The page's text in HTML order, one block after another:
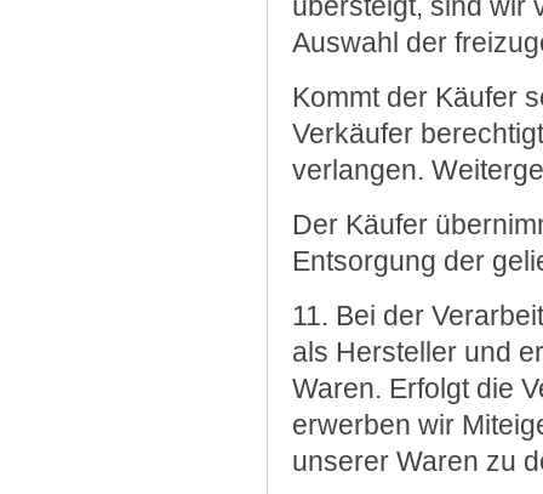
Auswahl der
Kommt der Käufer
Verkäufer
verlangen.
Der Käufer
Entsorgung der
11. Bei der
als Hersteller und
Waren. Erfolgt die
erwerben wir
unserer Waren zu